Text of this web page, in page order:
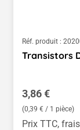
Réf. produit :
Transistors
Prix régulier :
3,86 €
(0,39 € / 1 pièce)
Prix TTC,